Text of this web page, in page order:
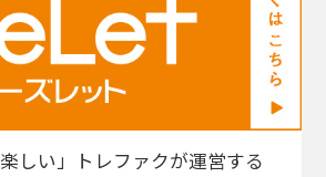
楽しい」トレファクが運営する